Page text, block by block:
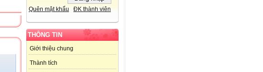
Quên mật khẩu ĐK thành viên
THÔNG TIN
Giới thiệu chung
Thành tích